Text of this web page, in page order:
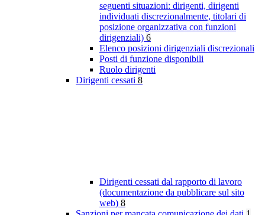
seguenti situazioni: dirigenti, dirigenti
individuati discrezionalmente, titolari di
posizione organizzativa con funzioni
dirigenziali) 6
Elenco posizioni dirigenziali discrezionali
Posti di funzione disponibili
Ruolo dirigenti
Dirigenti cessati 8
Dirigenti cessati dal rapporto di lavoro
(documentazione da pubblicare sul sito
web) 8